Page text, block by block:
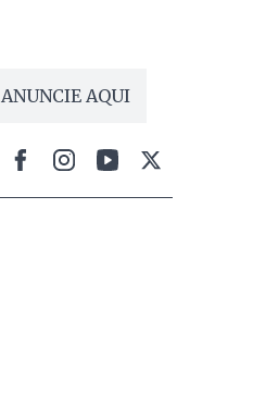
ANUNCIE AQUI